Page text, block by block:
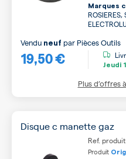
Marques
ROSIERES,
19,50 €
Vendu neuf par Pièces Outils
Jeudi
Plus d’offres
Disque c manette gaz
Ref.
Produit